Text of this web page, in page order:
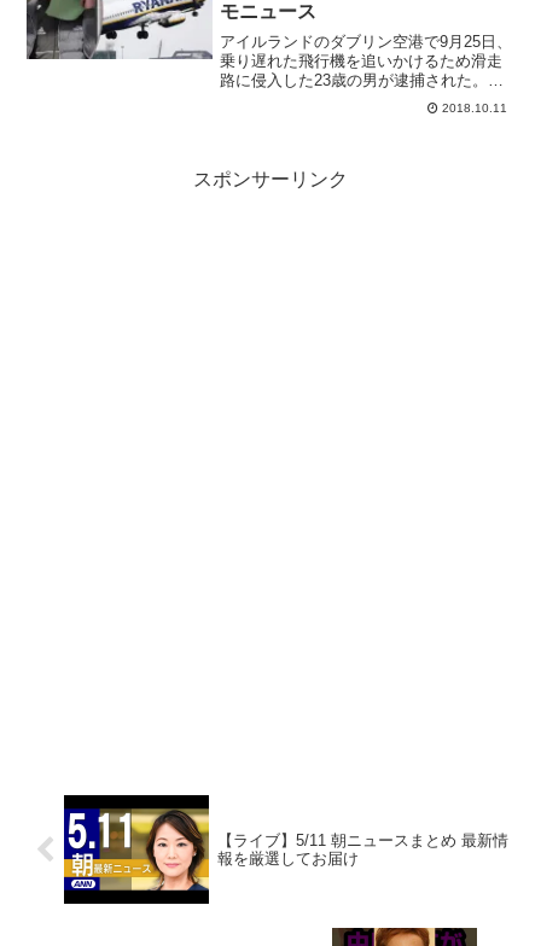
モニュース
アイルランドのダブリン空港で9月25日、
乗り遅れた飛行機を追いかけるため滑走
路に侵入した23歳の男が逮捕された。
TomoNewsチャンネル登録 ►►チャンネ
ル登録「TomoNews（トモニュース）」
2018.10.11
スポンサーリンク
【ライブ】5/11 朝ニュースまとめ 最新情
報を厳選してお届け